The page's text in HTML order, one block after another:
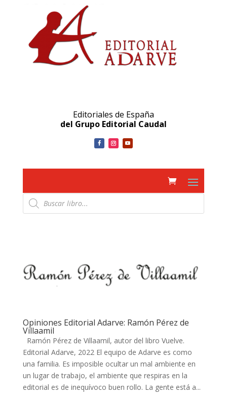
Editoriales de España
del Grupo Editorial Caudal
Búsqueda
de
productos
Opiniones Editorial Adarve: Ramón Pérez de
Villaamil
Ramón Pérez de Villaamil, autor del libro Vuelve.
Editorial Adarve, 2022 El equipo de Adarve es como
una familia. Es imposible ocultar un mal ambiente en
un lugar de trabajo, el ambiente que respiras en la
editorial es de inequívoco buen rollo. La gente está a...